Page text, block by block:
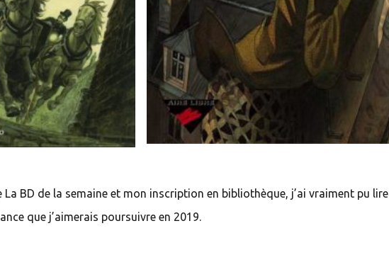
La BD de la semaine et mon inscription en bibliothèque, j’ai vraiment pu lire
que j’aimerais poursuivre en 2019.